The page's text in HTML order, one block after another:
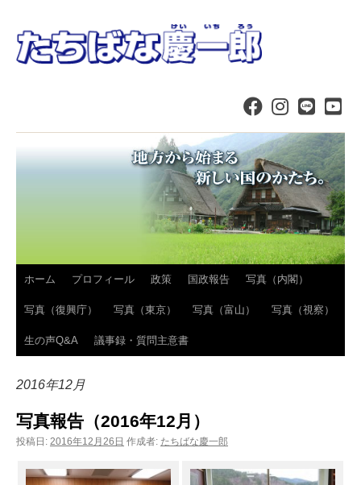
コ
ン
テ
へ
ホーム プロフィール 政策 国政報告 写真（内閣）
写真（復興庁） 写真（東京） 写真（富山） 写真（視察）
生の声Q&A 議事録・質問主意書
2016年12月
写真報告（2016年12月）
投稿日: 2016年12月26日 作成者: たちばな慶一郎